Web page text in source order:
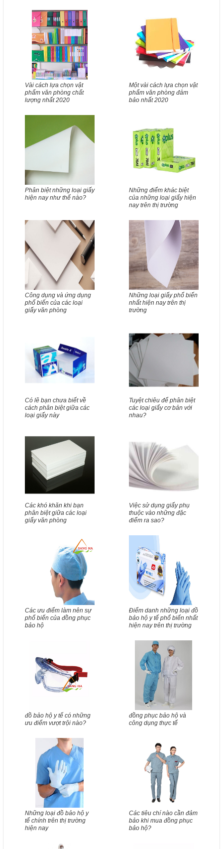
Vài cách lựa chọn vật
phẩm văn phòng chất
lượng nhất 2020
Một vài cách lựa chọn vật
phẩm văn phòng đảm
bảo nhất 2020
Phân biệt những loại giấy
hiện nay như thế nào?
Những điểm khác biệt
của những loại giấy hiện
nay trên thị trường
Công dụng và ứng dụng
phổ biến của các loại
giấy văn phòng
Những loại giấy phổ biến
nhất hiện nay trên thị
trường
Có lẽ bạn chưa biết về
cách phân biệt giữa các
loại giấy này
Tuyệt chiêu để phân biệt
các loại giấy cơ bản với
nhau?
Các khó khăn khi bạn
phân biệt giữa các loại
giấy văn phòng
Việc sử dụng giấy phụ
thuộc vào những đặc
điểm ra sao?
Các ưu điểm làm nên sự
phổ biến của đồng phục
bảo hộ
Điểm danh những loại đồ
bảo hộ y tế phổ biến nhất
hiện nay trên thị trường
đồ bảo hộ y tế có những
ưu điểm vượt trội nào?
đồng phục bảo hộ và
công dụng thực tế
Những loại đồ bảo hộ y
tế chính trên thị trường
hiện nay
Các tiêu chí nào cần đảm
bảo khi mua đồng phục
bảo hộ?